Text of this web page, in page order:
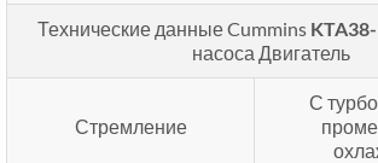
Технические данные Cummins
насоса Двигатель
Стремление
С